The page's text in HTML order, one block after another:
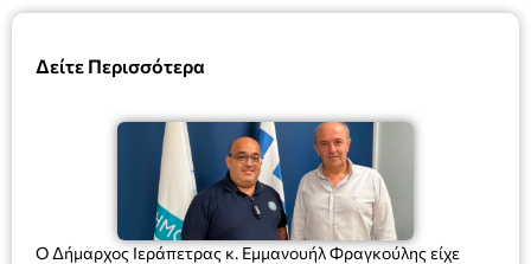
Δείτε Περισσότερα
Ο Δήμαρχος Ιεράπετρας κ. Εμμανουήλ Φραγκούλης είχε